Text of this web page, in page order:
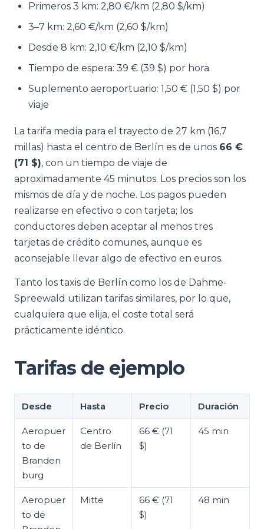
Primeros 3 km: 2,80 €/km (2,80 $/km)
3–7 km: 2,60 €/km (2,60 $/km)
Desde 8 km: 2,10 €/km (2,10 $/km)
Tiempo de espera: 39 € (39 $) por hora
Suplemento aeroportuario: 1,50 € (1,50 $) por
viaje
La tarifa media para el trayecto de 27 km (16,7
millas) hasta el centro de Berlín es de unos 66 €
(71 $), con un tiempo de viaje de
aproximadamente 45 minutos. Los precios son los
mismos de día y de noche. Los pagos pueden
realizarse en efectivo o con tarjeta; los
conductores deben aceptar al menos tres
tarjetas de crédito comunes, aunque es
aconsejable llevar algo de efectivo en euros.
Tanto los taxis de Berlín como los de Dahme-
Spreewald utilizan tarifas similares, por lo que,
cualquiera que elija, el coste total será
prácticamente idéntico.
Tarifas de ejemplo
Desde Hasta Precio Duración
Aeropuer
to de
Branden
burg
Centro
de Berlín
66 € (71
$)
45 min
Aeropuer
to de
Mitte
66 € (71
$)
48 min